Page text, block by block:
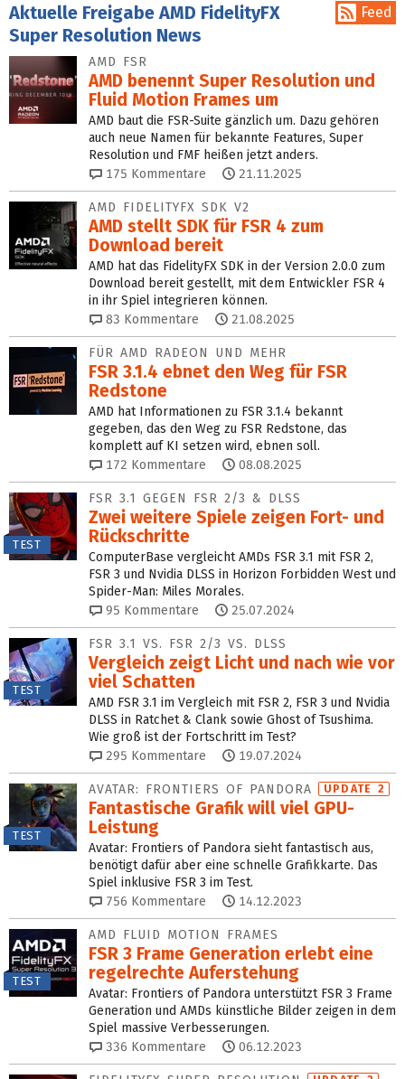
Aktuelle Freigabe AMD FidelityFX
Super Resolution News
Feed
AMD FSR
AMD benennt Super Resolution und
Fluid Motion Frames um
AMD baut die FSR-Suite gänzlich um. Dazu gehören
auch neue Namen für bekannte Features, Super
Resolution und FMF heißen jetzt anders.
175 Kommentare 21.11.2025
AMD FIDELITYFX SDK V2
AMD stellt SDK für FSR 4 zum
Download bereit
AMD hat das FidelityFX SDK in der Version 2.0.0 zum
Download bereit gestellt, mit dem Entwickler FSR 4
in ihr Spiel integrieren können.
83 Kommentare 21.08.2025
FÜR AMD RADEON UND MEHR
FSR 3.1.4 ebnet den Weg für FSR
Redstone
AMD hat Informationen zu FSR 3.1.4 bekannt
gegeben, das den Weg zu FSR Redstone, das
komplett auf KI setzen wird, ebnen soll.
172 Kommentare 08.08.2025
TEST
FSR 3.1 GEGEN FSR 2/3 & DLSS
Zwei weitere Spiele zeigen Fort- und
Rückschritte
ComputerBase vergleicht AMDs FSR 3.1 mit FSR 2,
FSR 3 und Nvidia DLSS in Horizon Forbidden West und
Spider-Man: Miles Morales.
95 Kommentare 25.07.2024
TEST
FSR 3.1 VS. FSR 2/3 VS. DLSS
Vergleich zeigt Licht und nach wie vor
viel Schatten
AMD FSR 3.1 im Vergleich mit FSR 2, FSR 3 und Nvidia
DLSS in Ratchet & Clank sowie Ghost of Tsushima.
Wie groß ist der Fortschritt im Test?
295 Kommentare 19.07.2024
TEST
AVATAR: FRONTIERS OF PANDORA UPDATE 2
Fantastische Grafik will viel GPU-
Leistung
Avatar: Frontiers of Pandora sieht fantastisch aus,
benötigt dafür aber eine schnelle Grafikkarte. Das
Spiel inklusive FSR 3 im Test.
756 Kommentare 14.12.2023
TEST
AMD FLUID MOTION FRAMES
FSR 3 Frame Generation erlebt eine
regelrechte Auferstehung
Avatar: Frontiers of Pandora unterstützt FSR 3 Frame
Generation und AMDs künstliche Bilder zeigen in dem
Spiel massive Verbesserungen.
336 Kommentare 06.12.2023